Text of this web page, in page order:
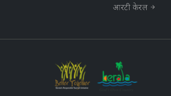
आरटी केरल